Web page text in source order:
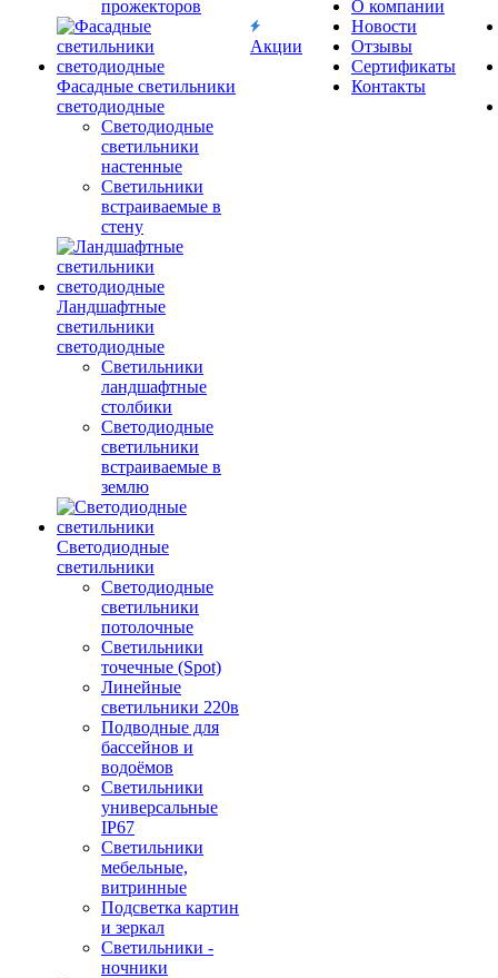
прожекторов
Фасадные светильники
светодиодные
Светодиодные
светильники
настенные
Светильники
встраиваемые в
стену
Ландшафтные
светильники
светодиодные
Светильники
ландшафтные
столбики
Светодиодные
светильники
встраиваемые в
землю
Светодиодные
светильники
Светодиодные
светильники
потолочные
Светильники
точечные (Spot)
Линейные
светильники 220в
Подводные для
бассейнов и
водоёмов
Светильники
универсальные
IP67
Светильники
мебельные,
витринные
Подсветка картин
и зеркал
Светильники -
ночники
Акции
О компании
Новости
Отзывы
Сертификаты
Контакты